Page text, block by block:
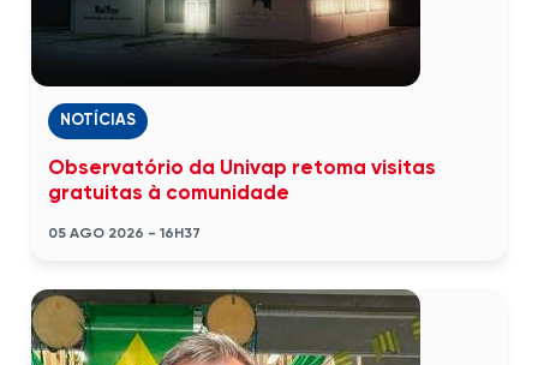
NOTÍCIAS
Observatório da Univap retoma visitas
gratuitas à comunidade
05 AGO 2026 - 16H37